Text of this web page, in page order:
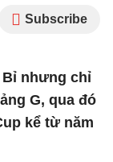
Subscribe
Bỉ nhưng chỉ
G, qua đó
kể từ năm